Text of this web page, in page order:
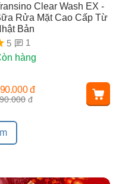
Clear Wash EX -
Rửa Mặt Cao Cấp Từ
Bản
5
1
hàng
đ
đ